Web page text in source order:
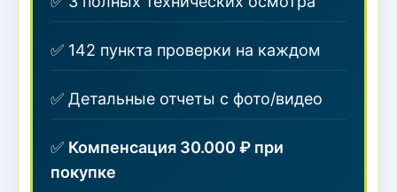
✅ 142 пункта проверки на каждом
✅ Детальные отчеты с фото/видео
✅ Компенсация 30.000 ₽ при
покупке